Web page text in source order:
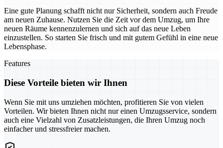
Eine gute Planung schafft nicht nur Sicherheit, sondern auch Freude
am neuen Zuhause. Nutzen Sie die Zeit vor dem Umzug, um Ihre
neuen Räume kennenzulernen und sich auf das neue Leben
einzustellen. So starten Sie frisch und mit gutem Gefühl in eine neue
Lebensphase.
Features
Diese Vorteile bieten wir Ihnen
Wenn Sie mit uns umziehen möchten, profitieren Sie von vielen
Vorteilen. Wir bieten Ihnen nicht nur einen Umzugsservice, sondern
auch eine Vielzahl von Zusatzleistungen, die Ihren Umzug noch
einfacher und stressfreier machen.